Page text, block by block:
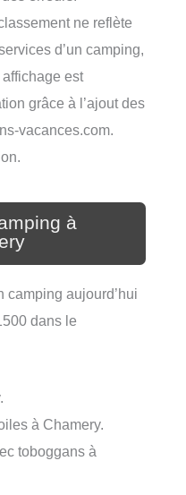
ne reflète
d’un camping,
est
grâce à l’ajout des
vacances.com.
à
camping aujourd’hui
dans le
à Chamery.
toboggans à